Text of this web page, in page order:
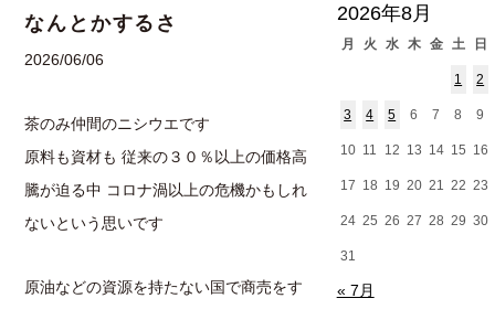
なんとかするさ
2026/06/06
茶のみ仲間のニシウエです
原料も資材も 従来の３０％以上の価格高
騰が迫る中 コロナ渦以上の危機かもしれ
ないという思いです
原油などの資源を持たない国で商売をす
2026年8月
月 火 水 木 金 土 日
1 2
3 4 5 6 7 8 9
10 11 12 13 14 15 16
17 18 19 20 21 22 23
24 25 26 27 28 29 30
31
« 7月